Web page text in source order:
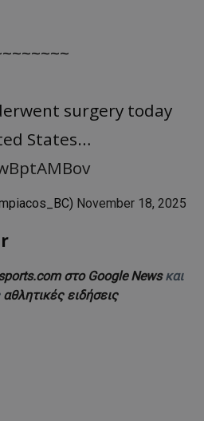
surgery today
States…
November 18, 2025
στο Google Newsκαι
αθλητικές ειδήσεις